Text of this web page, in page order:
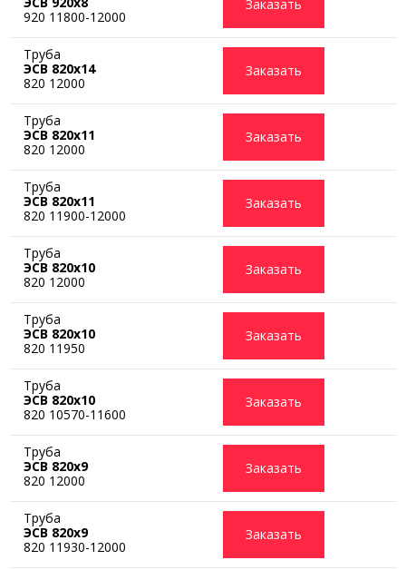
920 11800-12000
Заказать
Труба
ЭСВ 820х14
820 12000
Заказать
Труба
ЭСВ 820х11
820 12000
Заказать
Труба
ЭСВ 820х11
820 11900-12000
Заказать
Труба
ЭСВ 820х10
820 12000
Заказать
Труба
ЭСВ 820х10
820 11950
Заказать
Труба
ЭСВ 820х10
820 10570-11600
Заказать
Труба
ЭСВ 820х9
820 12000
Заказать
Труба
ЭСВ 820х9
820 11930-12000
Заказать